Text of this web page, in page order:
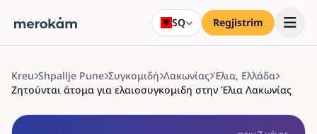
SQ Regjistrim
Kreu Shpallje Pune Συγκομιδή Λακωνίας Έλια, Ελλάδα
Ζητούνται άτομα για ελαιοσυγκομιδη στην Έλια Λακωνίας